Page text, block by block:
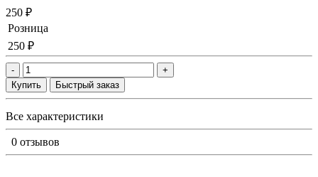
250 ₽
Розница
250 ₽
-
+
Купить
Быстрый заказ
Все характеристики
0 отзывов